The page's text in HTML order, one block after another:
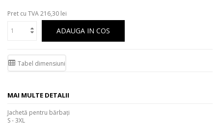
Pret cu TVA216,30 lei
ADAUGA IN COS
Tabel dimensiuni
MAI MULTE DETALII
Jachetă pentru bărbaţi
S - 3XL